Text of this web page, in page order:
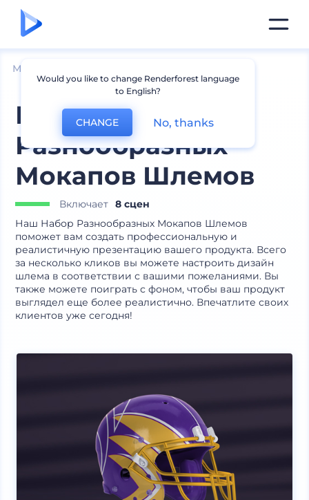
Мокапы
Набор
Разнообразных
Мокапов Шлемов
Включает 8 сцен
Наш Набор Разнообразных Мокапов Шлемов
поможет вам создать профессиональную и
реалистичную презентацию вашего продукта. Всего
за несколько кликов вы можете настроить дизайн
шлема в соответствии с вашими пожеланиями. Вы
также можете поиграть с фоном, чтобы ваш продукт
выглядел еще более реалистично. Впечатлите своих
клиентов уже сегодня!
Would you like to change Renderforest language
to English?
CHANGE No, thanks